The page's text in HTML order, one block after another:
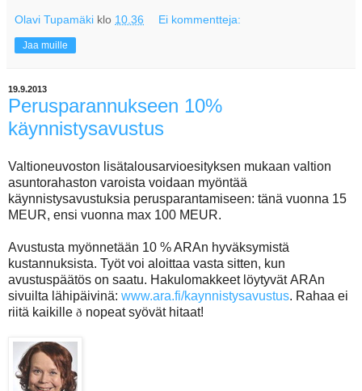
Olavi Tupamäki klo 10.36 Ei kommentteja:
Jaa muille
19.9.2013
Perusparannukseen 10%
käynnistysavustus
Valtioneuvoston lisätalousarvioesityksen mukaan valtion
asuntorahaston varoista voidaan myöntää
käynnistysavustuksia perusparantamiseen: tänä vuonna 15
MEUR, ensi vuonna max 100 MEUR.
Avustusta myönnetään 10 % ARAn hyväksymistä
kustannuksista. Työt voi aloittaa vasta sitten, kun
avustuspäätös on saatu. Hakulomakkeet löytyvät ARAn
sivuilta lähipäivinä: www.ara.fi/kaynnistysavustus. Rahaa ei
riitä kaikille ð nopeat syövät hitaat!